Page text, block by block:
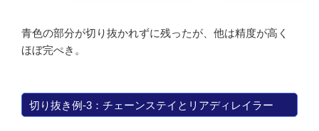
青色の部分が切り抜かれずに残ったが、他は精度が高く
ほぼ完ぺき。
切り抜き例-3：チェーンステイとリアディレイラー